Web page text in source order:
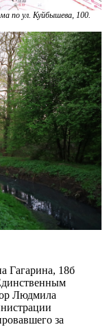
по ул. Куйбышева, 100.
Гагарина, 18б
Людмила
за